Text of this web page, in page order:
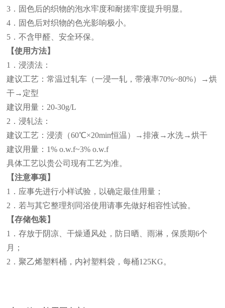
3．固色后的织物的泡水牢度和耐搓牢度提升明显。
4．固色后对织物的色光影响极小。
5．不含甲醛、安全环保。
【使用方法】
1．浸渍法：
建议工艺：常温过轧车（一浸一轧，带液率70%~80%）→烘
干→定型
建议用量：20-30g/L
2．浸轧法：
建议工艺：浸渍（60℃×20min恒温）→排液→水洗→烘干
建议用量：1% o.w.f~3% o.w.f
具体工艺以贵公司现有工艺为准。
【注意事项】
1．应事先进行小样试验，以确定最佳用量；
2．若与其它整理剂同浴使用请事先做好相容性试验。
【存储包装】
1．存放于阴凉、干燥通风处，防日晒、雨淋，保质期6个
月；
2．聚乙烯塑料桶，内衬塑料袋，每桶125KG。